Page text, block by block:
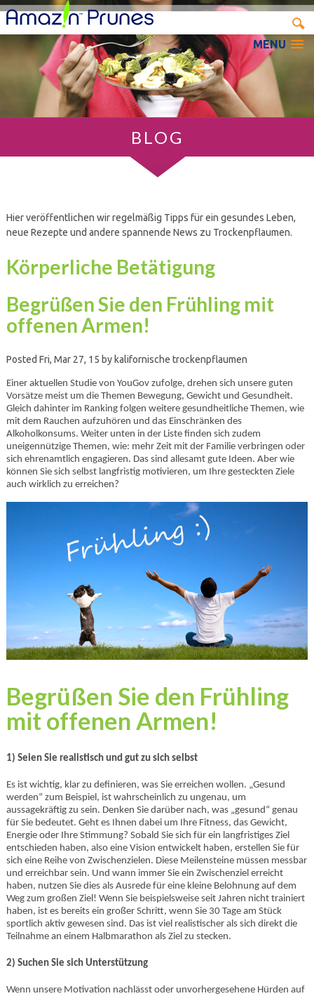
MENU
BLOG
Hier veröffentlichen wir regelmäßig Tipps für ein gesundes Leben,
neue Rezepte und andere spannende News zu Trockenpflaumen.
Körperliche Betätigung
Begrüßen Sie den Frühling mit
offenen Armen!
Posted Fri, Mar 27, 15 by kalifornische trockenpflaumen
Einer aktuellen Studie von YouGov zufolge, drehen sich unsere guten
Vorsätze meist um die Themen Bewegung, Gewicht und Gesundheit.
Gleich dahinter im Ranking folgen weitere gesundheitliche Themen, wie
mit dem Rauchen aufzuhören und das Einschränken des
Alkoholkonsums. Weiter unten in der Liste finden sich zudem
uneigennützige Themen, wie: mehr Zeit mit der Familie verbringen oder
sich ehrenamtlich engagieren. Das sind allesamt gute Ideen. Aber wie
können Sie sich selbst langfristig motivieren, um Ihre gesteckten Ziele
auch wirklich zu erreichen?
Begrüßen Sie den Frühling
mit offenen Armen!
1) Seien Sie realistisch und gut zu sich selbst
Es ist wichtig, klar zu definieren, was Sie erreichen wollen. „Gesund
werden“ zum Beispiel, ist wahrscheinlich zu ungenau, um
aussagekräftig zu sein. Denken Sie darüber nach, was „gesund“ genau
für Sie bedeutet. Geht es Ihnen dabei um Ihre Fitness, das Gewicht,
Energie oder Ihre Stimmung? Sobald Sie sich für ein langfristiges Ziel
entschieden haben, also eine Vision entwickelt haben, erstellen Sie für
sich eine Reihe von Zwischenzielen. Diese Meilensteine müssen messbar
und erreichbar sein. Und wann immer Sie ein Zwischenziel erreicht
haben, nutzen Sie dies als Ausrede für eine kleine Belohnung auf dem
Weg zum großen Ziel! Wenn Sie beispielsweise seit Jahren nicht trainiert
haben, ist es bereits ein großer Schritt, wenn Sie 30 Tage am Stück
sportlich aktiv gewesen sind. Das ist viel realistischer als sich direkt die
Teilnahme an einem Halbmarathon als Ziel zu stecken.
2) Suchen Sie sich Unterstützung
Wenn unsere Motivation nachlässt oder unvorhergesehene Hürden auf